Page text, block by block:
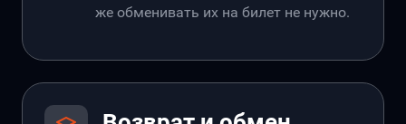
же обменивать их на билет не нужно.